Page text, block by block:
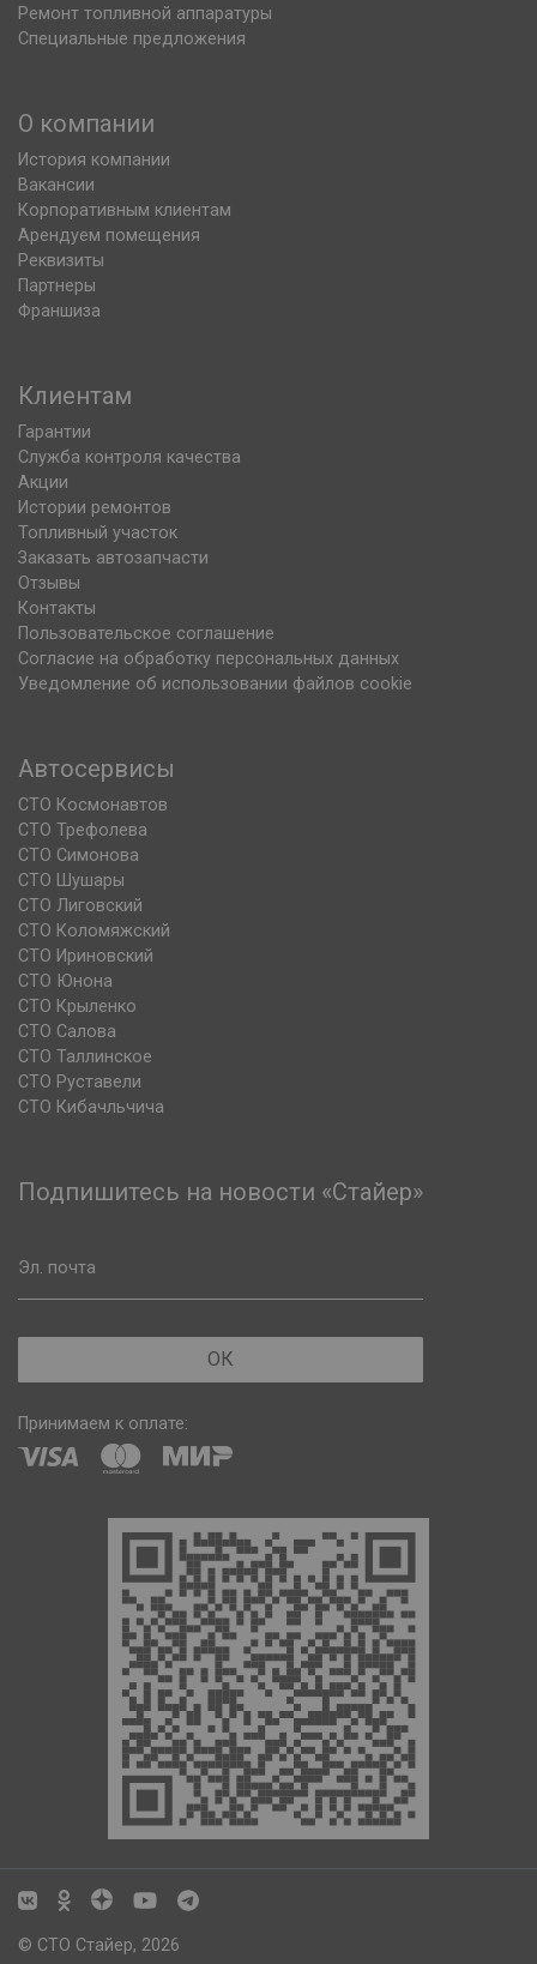
Ремонт топливной аппаратуры
Специальные предложения
О компании
История компании
Вакансии
Корпоративным клиентам
Арендуем помещения
Реквизиты
Партнеры
Франшиза
Клиентам
Гарантии
Служба контроля качества
Акции
Истории ремонтов
Топливный участок
Заказать автозапчасти
Отзывы
Контакты
Пользовательское соглашение
Согласие на обработку персональных данных
Уведомление об использовании файлов cookie
Автосервисы
СТО Космонавтов
СТО Трефолева
СТО Симонова
СТО Шушары
СТО Лиговский
СТО Коломяжский
СТО Ириновский
СТО Юнона
СТО Крыленко
СТО Салова
СТО Таллинское
СТО Руставели
СТО Кибачльчича
Подпишитесь на новости «Стайер»
Эл. почта
ОК
Принимаем к оплате:
© СТО Стайер, 2026